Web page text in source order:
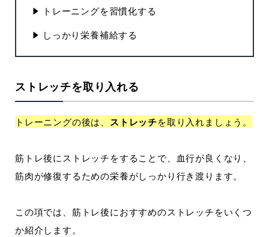
トレーニングを習慣化する
しっかり栄養補給する
ストレッチを取り入れる
トレーニングの後は、 ストレッチを取り入れましょう。
筋トレ後にストレッチをすることで、血行が良くなり、
筋肉が修復するための栄養がしっかり行き渡ります。
この項では、筋トレ後におすすめのストレッチをいくつ
か紹介します。